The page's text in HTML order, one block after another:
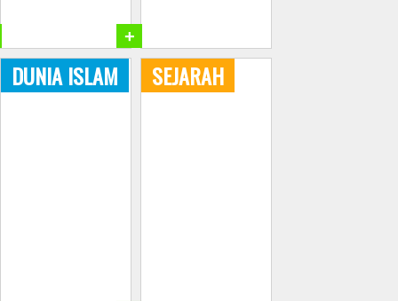
+
DUNIA ISLAM SEJARAH